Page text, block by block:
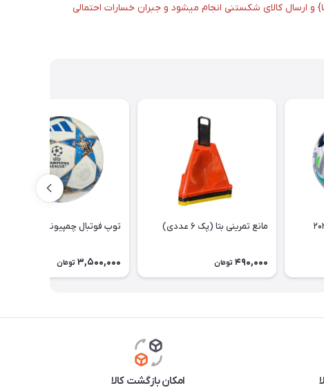
ارسال کالای شکستنی انجام میشود و جبران خسارات احتمالی
مانع تمرینی بتا (پک ۶ عددی)
490,000 تومان
توپ فوتبال چمپیونزلیگ ۲۰۲۶
3,500,000 تومان
امکان بازگشت کالا